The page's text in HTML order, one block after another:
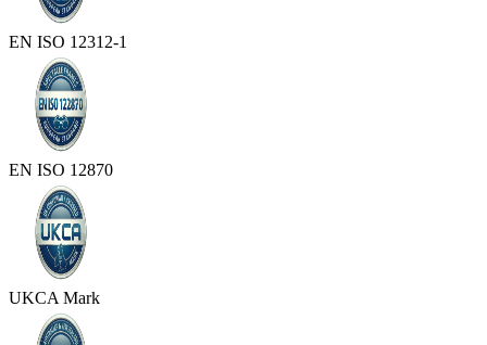
EN ISO 12312-1
EN ISO 12870
UKCA Mark